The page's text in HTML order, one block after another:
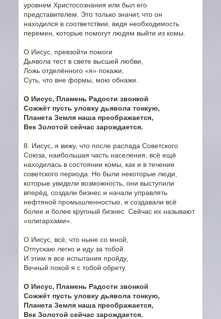
уровнем Христосознания или был его
представителем. Это только значит, что он
находился в соответствии, видя необходимость
перемен, которые помогут людям выйти из комы.
О Иисус, превзойти помоги
Дьявола тест в свете высшей любви,
Ложь отделённого «я» покажи,
Суть, что вне формы, мою обнажи.
О Иисус, Пламень Радости звонкой
Сожжёт пусть уловку дьявола тонкую,
Планета Земля наша преображается,
Век Золотой сейчас зарождается.
8. Иисус, я вижу, что после распада Советского
Союза, наибольшая часть населения, всё ещё
находилась в состоянии комы, как и в течение
советского периода. Но были некоторые люди,
которые увидели возможность, они выступили
вперёд, создали бизнес и начали управлять
нефтяной промышленностью, и создавали всё
более и более крупный бизнес. Сейчас их называют
«олигархами».
О Иисус, всё, что ныне со мной,
Отпускаю легко и иду за тобой.
И этим я все испытания пройду,
Вечный покой я с тобой обрету.
О Иисус, Пламень Радости звонкой
Сожжёт пусть уловку дьявола тонкую,
Планета Земля наша преображается,
Век Золотой сейчас зарождается.